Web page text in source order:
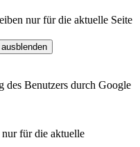
nur für die aktuelle Seite
des Benutzers durch Google
für die aktuelle